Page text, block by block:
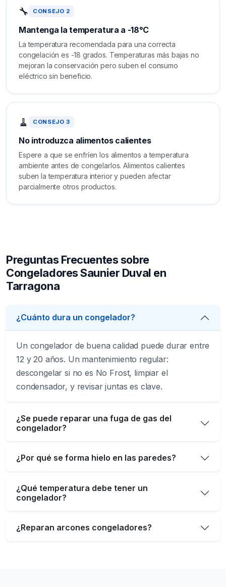
🔧 CONSEJO 2
Mantenga la temperatura a -18°C
La temperatura recomendada para una correcta
congelación es -18 grados. Temperaturas más bajas no
mejoran la conservación pero suben el consumo
eléctrico sin beneficio.
🧹 CONSEJO 3
No introduzca alimentos calientes
Espere a que se enfríen los alimentos a temperatura
ambiente antes de congelarlos. Alimentos calientes
suben la temperatura interior y pueden afectar
parcialmente otros productos.
Preguntas Frecuentes sobre
Congeladores Saunier Duval en
Tarragona
¿Cuánto dura un congelador?
Un congelador de buena calidad puede durar entre
12 y 20 años. Un mantenimiento regular:
descongelar si no es No Frost, limpiar el
condensador, y revisar juntas es clave.
¿Se puede reparar una fuga de gas del
congelador?
¿Por qué se forma hielo en las paredes?
¿Qué temperatura debe tener un
congelador?
¿Reparan arcones congeladores?